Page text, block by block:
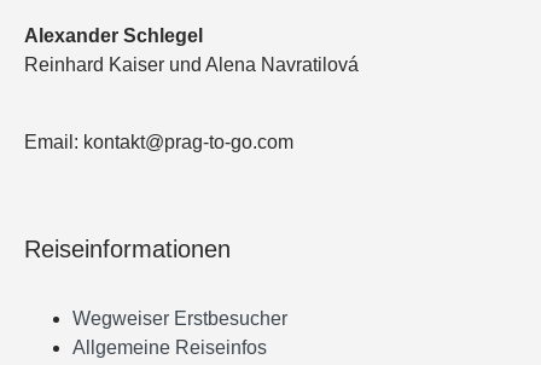
Alexander Schlegel
Reinhard Kaiser und Alena Navratilová
Email: kontakt@prag-to-go.com
Reiseinformationen
Wegweiser Erstbesucher
Allgemeine Reiseinfos